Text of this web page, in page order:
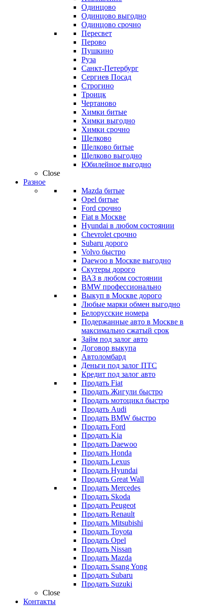
Одинцово
Одинцово выгодно
Одинцово срочно
Пересвет
Перово
Пушкино
Руза
Санкт-Петербург
Сергиев Посад
Строгино
Троицк
Чертаново
Химки битые
Химки выгодно
Химки срочно
Щелково
Щелково битые
Щелково выгодно
Юбилейное выгодно
Close
Разное
Mazda битые
Opel битые
Ford срочно
Fiat в Москве
Hyundai в любом состоянии
Chevrolet срочно
Subaru дорого
Volvo быстро
Daewoo в Москве выгодно
Скутеры дорого
ВАЗ в любом состоянии
BMW профессионально
Выкуп в Москве дорого
Любые марки обмен выгодно
Белорусские номера
Подержанные авто в Москве в
максимально сжатый срок
Займ под залог авто
Договор выкупа
Автоломбард
Деньги под залог ПТС
Кредит под залог авто
Продать Fiat
Продать Жигули быстро
Продать мотоцикл быстро
Продать Audi
Продать BMW быстро
Продать Ford
Продать Kia
Продать Daewoo
Продать Honda
Продать Lexus
Продать Hyundai
Продать Great Wall
Продать Mercedes
Продать Skoda
Продать Peugeot
Продать Renault
Продать Mitsubishi
Продать Toyota
Продать Opel
Продать Nissan
Продать Mazda
Продать Ssang Yong
Продать Subaru
Продать Suzuki
Close
Контакты